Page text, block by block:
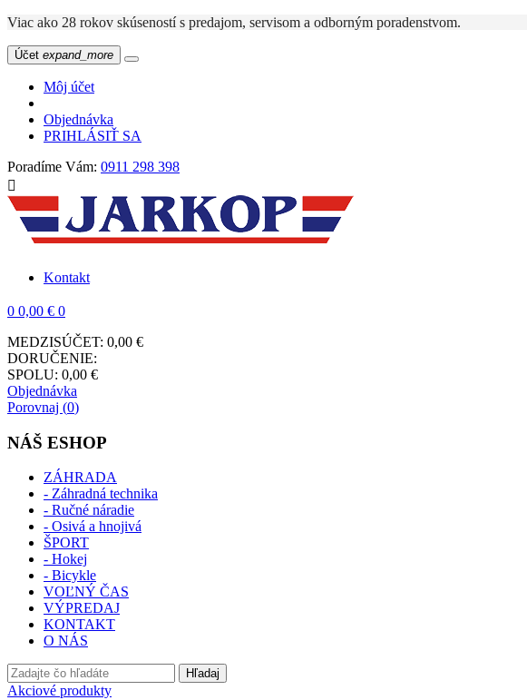
Viac ako 28 rokov skúseností s predajom, servisom a odborným poradenstvom.
Účet expand_more
Môj účet
Objednávka
PRIHLÁSIŤ SA
Poradíme Vám: 0911 298 398

Kontakt
0 0,00 € 0
MEDZISÚČET: 0,00 €
DORUČENIE:
SPOLU: 0,00 €
Objednávka
Porovnaj (0)
NÁŠ ESHOP
ZÁHRADA
- Záhradná technika
- Ručné náradie
- Osivá a hnojivá
ŠPORT
- Hokej
- Bicykle
VOĽNÝ ČAS
VÝPREDAJ
KONTAKT
O NÁS
Hľadaj
Akciové produkty